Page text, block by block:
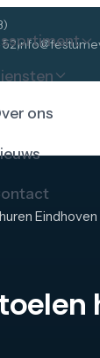
52
ons
Eindhoven